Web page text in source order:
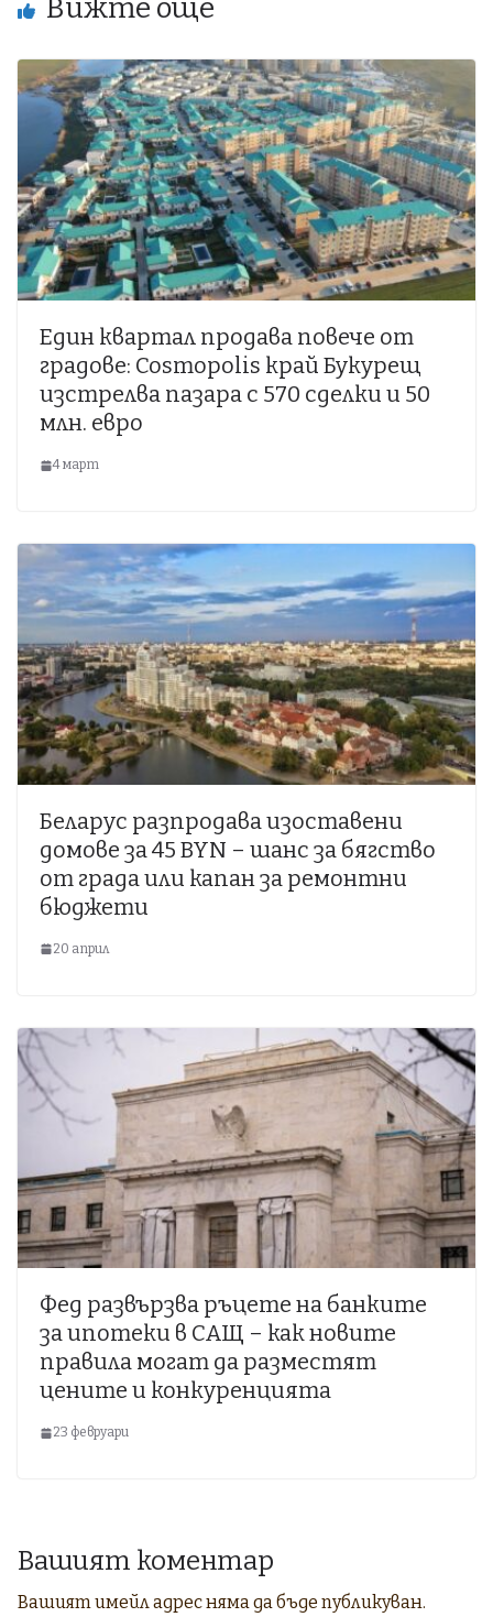
Вижте още
Един квартал продава повече от
градове: Cosmopolis край Букурещ
изстрелва пазара с 570 сделки и 50
млн. евро
4 март
Беларус разпродава изоставени
домове за 45 BYN – шанс за бягство
от града или капан за ремонтни
бюджети
20 април
Фед развързва ръцете на банките
за ипотеки в САЩ – как новите
правила могат да разместят
цените и конкуренцията
23 февруари
Вашият коментар
Вашият имейл адрес няма да бъде публикуван.